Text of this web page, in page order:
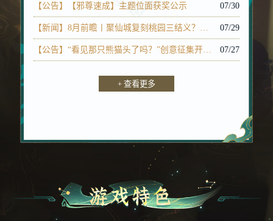
【公告】【邪尊速成】主题位面获奖公示 07/30
07/29
07/27
【公告】策划答疑丨辟谣：真的要送免费月卡了
+ 查看更多